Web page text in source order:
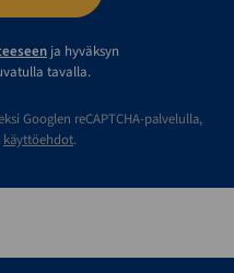
ja hyväksyn
tavalla.
Googlen reCAPTCHA-palvelulla,
käyttöehdot.